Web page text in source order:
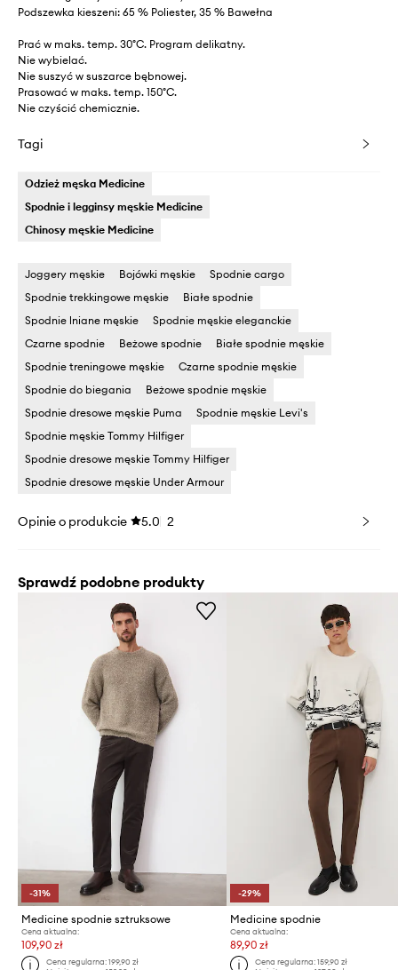
Podszewka kieszeni: 65 % Poliester, 35 % Bawełna
Prać w maks. temp. 30°C. Program delikatny.
Nie wybielać.
Nie suszyć w suszarce bębnowej.
Prasować w maks. temp. 150°C.
Nie czyścić chemicznie.
Tagi
Odzież męska Medicine
Spodnie i legginsy męskie Medicine
Chinosy męskie Medicine
Joggery męskie Bojówki męskie
Spodnie cargo
Spodnie trekkingowe męskie
Białe spodnie
Spodnie lniane męskie
Spodnie męskie eleganckie
Czarne spodnie
Beżowe spodnie
Białe spodnie męskie
Spodnie treningowe męskie
Czarne spodnie męskie
Spodnie do biegania
Beżowe spodnie męskie
Spodnie dresowe męskie Puma
Spodnie męskie Levi's
Spodnie męskie Tommy Hilfiger
Spodnie dresowe męskie Tommy Hilfiger
Spodnie dresowe męskie Under Armour
Opinie o produkcie 5.0 2
Sprawdź podobne produkty
-31%
Medicine spodnie sztruksowe
Cena aktualna:
109,90 zł
Cena regularna:199,90 zł
-29%
Medicine spodnie
Cena aktualna:
89,90 zł
Cena regularna: 159,90 zł